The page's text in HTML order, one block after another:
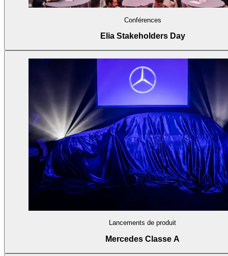
Conférences
Elia Stakeholders Day
Lancements de produit
Mercedes Classe A